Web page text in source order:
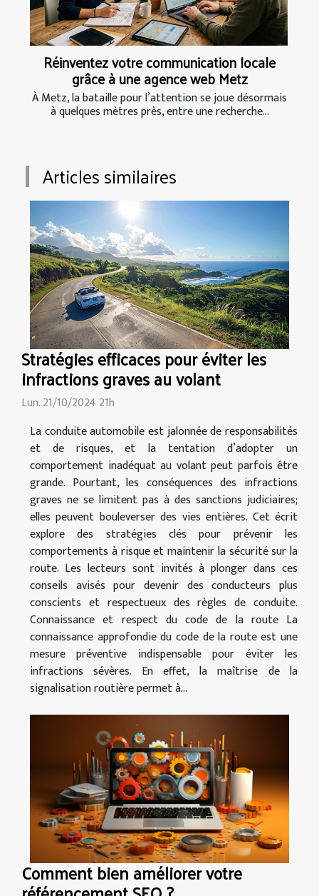
Réinventez votre communication locale
grâce à une agence web Metz
À Metz, la bataille pour l’attention se joue désormais
à quelques mètres près, entre une recherche...
Articles similaires
Stratégies efficaces pour éviter les
infractions graves au volant
Lun. 21/10/2024 21h
La conduite automobile est jalonnée de responsabilités
et de risques, et la tentation d’adopter un
comportement inadéquat au volant peut parfois être
grande. Pourtant, les conséquences des infractions
graves ne se limitent pas à des sanctions judiciaires;
elles peuvent bouleverser des vies entières. Cet écrit
explore des stratégies clés pour prévenir les
comportements à risque et maintenir la sécurité sur la
route. Les lecteurs sont invités à plonger dans ces
conseils avisés pour devenir des conducteurs plus
conscients et respectueux des règles de conduite.
Connaissance et respect du code de la route La
connaissance approfondie du code de la route est une
mesure préventive indispensable pour éviter les
infractions sévères. En effet, la maîtrise de la
signalisation routière permet à...
Comment bien améliorer votre